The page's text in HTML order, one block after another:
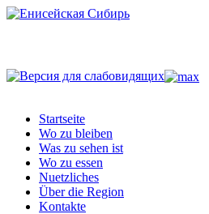
Startseite
Wo zu bleiben
Was zu sehen ist
Wo zu essen
Nuetzliches
Über die Region
Kontakte